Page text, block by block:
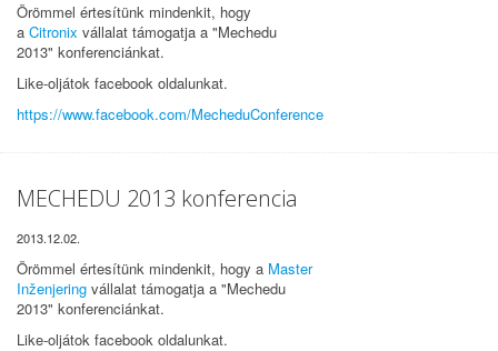
Örömmel értesítünk mindenkit, hogy
a Citronix vállalat támogatja a "Mechedu
2013" konferenciánkat.
Like-oljátok facebook oldalunkat.
https://www.facebook.com/MecheduConference
MECHEDU 2013 konferencia
2013.12.02.
Örömmel értesítünk mindenkit, hogy a Master
Inženjering vállalat támogatja a "Mechedu
2013" konferenciánkat.
Like-oljátok facebook oldalunkat.